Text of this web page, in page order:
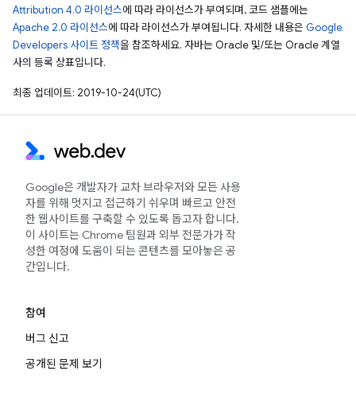
Attribution 4.0 라이선스에 따라 라이선스가 부여되며, 코드 샘플에는
Apache 2.0 라이선스에 따라 라이선스가 부여됩니다. 자세한 내용은 Google
Developers 사이트 정책을 참조하세요. 자바는 Oracle 및/또는 Oracle 계열
사의 등록 상표입니다.
최종 업데이트: 2019-10-24(UTC)
Google은 개발자가 교차 브라우저와 모든 사용
자를 위해 멋지고 접근하기 쉬우며 빠르고 안전
한 웹사이트를 구축할 수 있도록 돕고자 합니다.
이 사이트는 Chrome 팀원과 외부 전문가가 작
성한 여정에 도움이 되는 콘텐츠를 모아놓은 공
간입니다.
참여
버그 신고
공개된 문제 보기